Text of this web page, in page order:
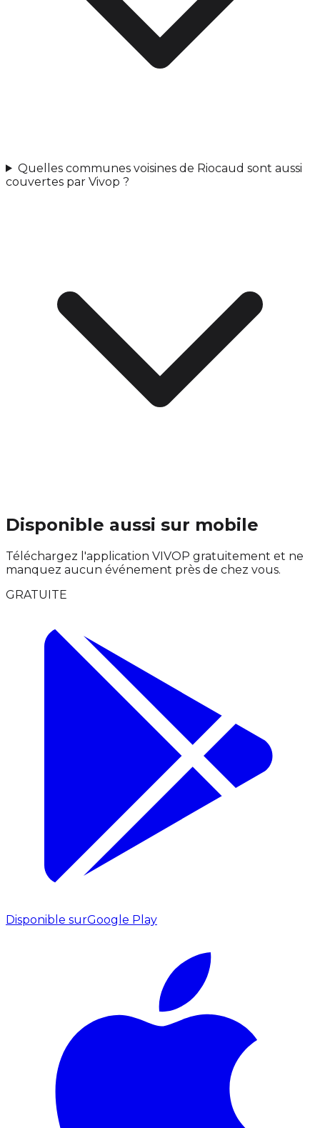
Quelles communes voisines de Riocaud sont aussi
couvertes par Vivop ?
Disponible aussi sur mobile
Téléchargez l'application VIVOP gratuitement et ne
manquez aucun événement près de chez vous.
GRATUITE
Disponible surGoogle Play